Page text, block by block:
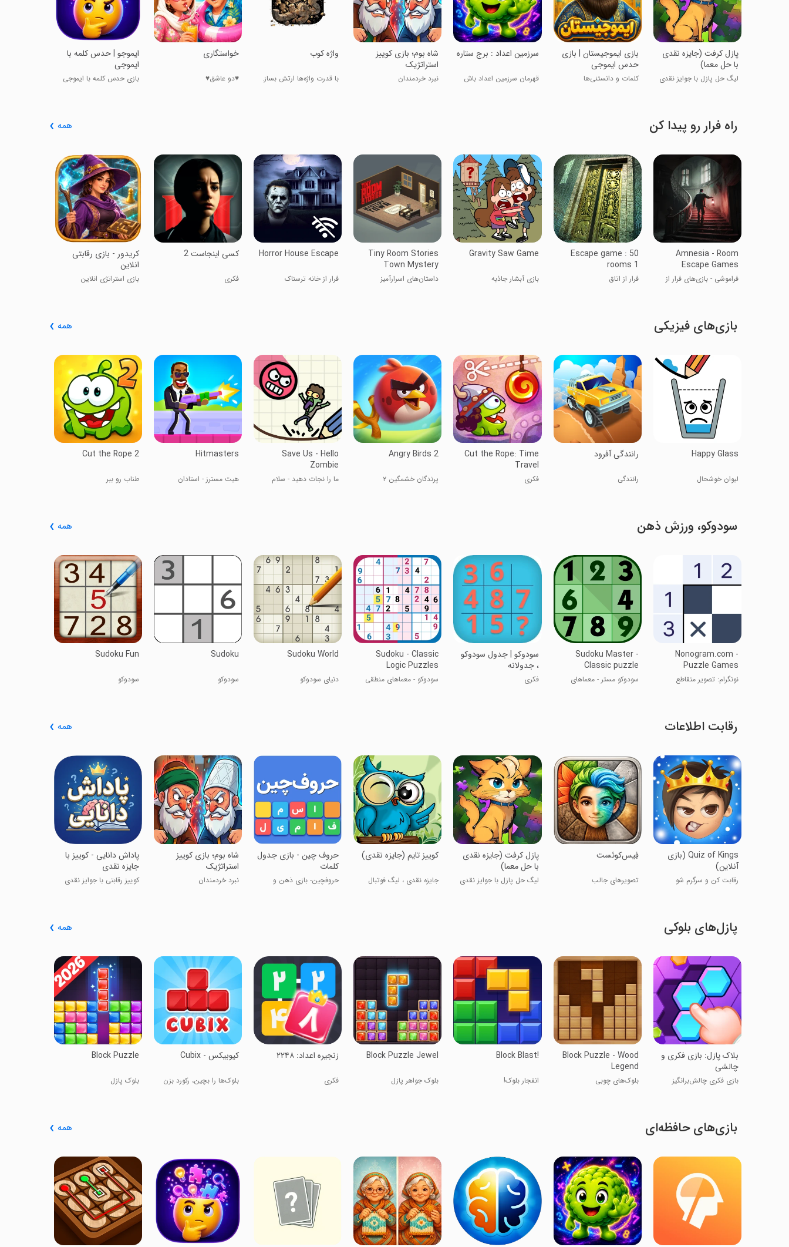
پازل کرفت (جایزه نقدی
با حل معما)
لیگ حل پازل با جوایز نقدی
‏بازی ایموجیستان | بازی
حدس ایموجی
کلمات و دانستنی‌ها
‏‏سرزمین اعداد : برج ستاره
قهرمان سرزمین اعداد باش
‏‏‏‏‏شاه بوم؛ بازی کوییز
استراتژیک
نبرد خردمندان
‏‏واژه کوب
با قدرت واژه‌ها ارتش بساز.
‏‏‏‏‏‏‏‏‏خواستگاری
♥️دو عاشق♥️
‏‏ایموجو | حدس کلمه با
ایموجی
بازی حدس کلمه با ایموجی
راه فرار رو پیدا کن همه
Amnesia - Room
Escape Games
فراموشی - بازی‌های فرار از
Escape game : 50
rooms 1
فرار از اتاق
Gravity Saw Game
بازی آبشار جاذبه
Tiny Room Stories
Town Mystery
داستان‌های اسرارآمیز
Horror House Escape
فرار از خانه ترسناک
کسی اینجاست 2
فکری
‏‏‏‏‏‏کریدور - بازی رقابتی
انلاین
بازی استراتژی انلاین
بازی‌های فیزیکی همه
Happy Glass
لیوان خوشحال
رانندگی آفرود
رانندگی
Cut the Rope: Time
Travel
فکری
Angry Birds 2
پرندگان خشمگین ۲
Save Us - Hello
Zombie
ما را نجات دهید - سلام
Hitmasters
هیت مسترز - استادان
Cut the Rope 2
طناب رو ببر
سودوکو، ورزش ذهن همه
Nonogram.com -
Puzzle Games
نونگرام: تصویر متقاطع
Sudoku Master -
Classic puzzle
سودوکو مستر - معماهای
سودوکو | جدول سودوکو
، جدولانه
فکری
Sudoku - Classic
Logic Puzzles
سودوکو - معماهای منطقی
Sudoku World
دنیاى سودوکو
Sudoku
سودوکو
Sudoku Fun
سودوکو
رقابت اطلاعات همه
‏‏Quiz of Kings (بازی
آنلاین)
رقابت کن و سرگرم شو
‏‏‏فِیس‌کوئست
تصویرهای جالب
پازل کرفت (جایزه نقدی
با حل معما)
لیگ حل پازل با جوایز نقدی
کوییز تایم (جایزه نقدی)
جایزه نقدی ، لیگ فوتبال
‏‏‏‏‏‏‏‏‏حروف چین - بازی جدول
کلمات
حروفچین- بازی ذهن و
‏‏‏‏‏شاه بوم؛ بازی کوییز
استراتژیک
نبرد خردمندان
‏‏‏‏‏‏‏‏‏پاداش دانایی - کوییز با
جایزه نقدی
کوییز رقابتی با جوایز نقدی
پازل‌های بلوکی همه
‏‏‏‏‏‏‏بلاک پازل: بازی فکری و
چالشی
بازی فکری چالش‌برانگیز
Block Puzzle - Wood
Legend
بلوک‌های چوبی
Block Blast!
انفجار بلوک!
Block Puzzle Jewel
بلوک جواهر پازل
‏‏زنجیره اعداد: ۲۲۴۸
فکری
‏‏کیوبیکس - Cubix
بلوک‌ها را بچین، رکورد بزن
Block Puzzle
بلوک پازل
بازی‌های حافظه‌ای همه